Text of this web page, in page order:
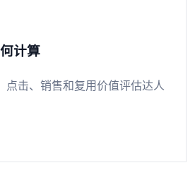
计算
点击、销售和复用价值评估达人